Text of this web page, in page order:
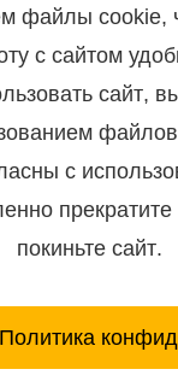
автомашин в
профиль
файлы cookie,
с сайтом
сайт,
с
прекратите
покиньте сайт.
Политика